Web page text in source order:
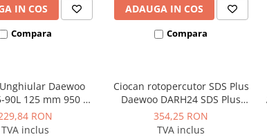
IN COS
Compara
ADAUGA IN COS
Compara
Daewoo
90L 125 mm 950 W
rpm
RON
TVA inclus
Ciocan rotopercutor SDS Plus
Daewoo DARH24 SDS Plus
1050W 24mm
354,25 RON
TVA inclus